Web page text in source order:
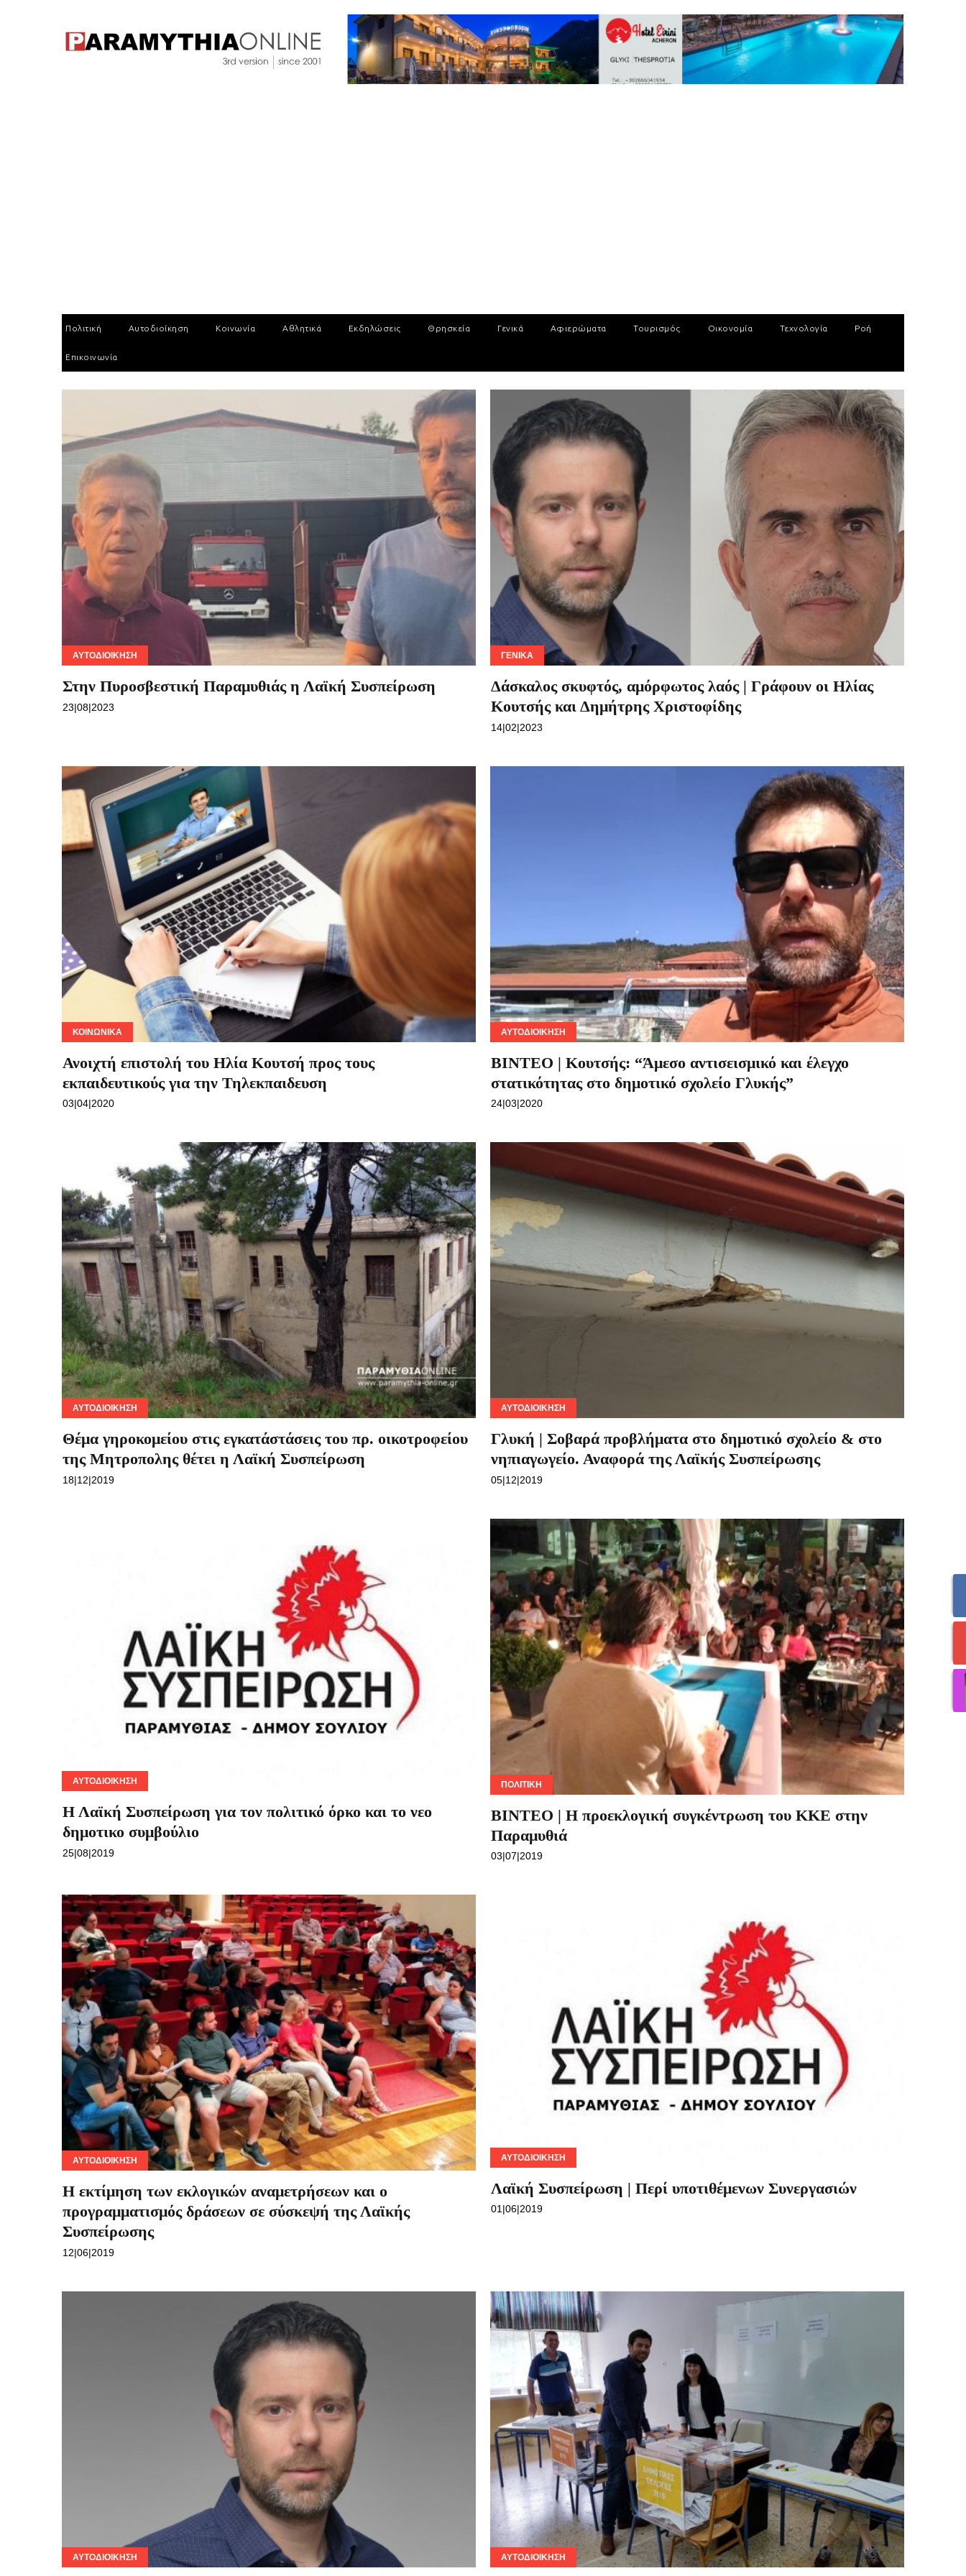
Πολιτική Αυτοδιοίκηση Κοινωνία Αθλητικά Εκδηλώσεις Θρησκεία Γενικά Αφιερώματα Τουρισμός Οικονομία Τεχνολογία Ροή
Επικοινωνία
ΑΥΤΟΔΙΟΊΚΗΣΗ
Στην Πυροσβεστική Παραμυθιάς η Λαϊκή Συσπείρωση
23|08|2023
ΓΕΝΙΚΆ
Δάσκαλος σκυφτός, αμόρφωτος λαός | Γράφουν οι Ηλίας
Κουτσής και Δημήτρης Χριστοφίδης
14|02|2023
ΚΟΙΝΩΝΙΚΆ
Ανοιχτή επιστολή του Ηλία Κουτσή προς τους
εκπαιδευτικούς για την Τηλεκπαιδευση
03|04|2020
ΑΥΤΟΔΙΟΊΚΗΣΗ
ΒΙΝΤΕΟ | Κουτσής: “Άμεσο αντισεισμικό και έλεγχο
στατικότητας στο δημοτικό σχολείο Γλυκής”
24|03|2020
ΑΥΤΟΔΙΟΊΚΗΣΗ
Θέμα γηροκομείου στις εγκατάστάσεις του πρ. οικοτροφείου
της Μητροπολης θέτει η Λαϊκή Συσπείρωση
18|12|2019
ΑΥΤΟΔΙΟΊΚΗΣΗ
Γλυκή | Σοβαρά προβλήματα στο δημοτικό σχολείο & στο
νηπιαγωγείο. Αναφορά της Λαϊκής Συσπείρωσης
05|12|2019
ΑΥΤΟΔΙΟΊΚΗΣΗ
Η Λαϊκή Συσπείρωση για τον πολιτικό όρκο και το νεο
δημοτικο συμβούλιο
25|08|2019
ΠΟΛΙΤΙΚΉ
BINTEO | H προεκλογική συγκέντρωση του ΚΚΕ στην
Παραμυθιά
03|07|2019
ΑΥΤΟΔΙΟΊΚΗΣΗ
Η εκτίμηση των εκλογικών αναμετρήσεων και ο
προγραμματισμός δράσεων σε σύσκεψή της Λαϊκής
Συσπείρωσης
12|06|2019
ΑΥΤΟΔΙΟΊΚΗΣΗ
Λαϊκή Συσπείρωση | Περί υποτιθέμενων Συνεργασιών
01|06|2019
ΑΥΤΟΔΙΟΊΚΗΣΗ ΑΥΤΟΔΙΟΊΚΗΣΗ